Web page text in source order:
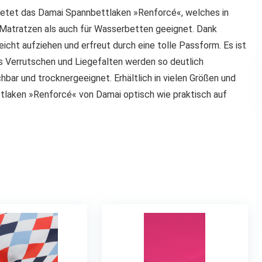
das Damai Spannbettlaken »Renforcé«, welches in
als auch für Wasserbetten geeignet. Dank
aufziehen und erfreut durch eine tolle Passform. Es ist
und Liegefalten werden so deutlich
und trocknergeeignet. Erhältlich in vielen Größen und
»Renforcé« von Damai optisch wie praktisch auf